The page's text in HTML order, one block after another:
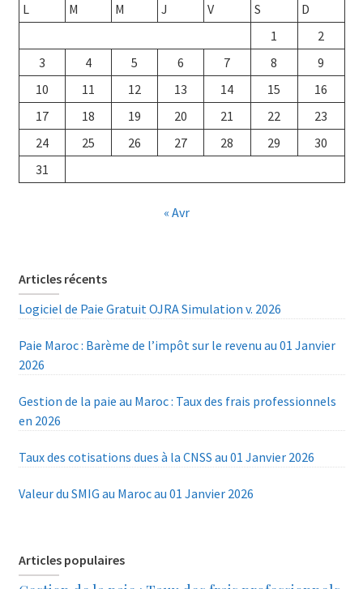
L
M M J V S
D
1
2
3
4 5 6 7 8
9
10
11 12 13 14 15
16
17
18 19 20 21 22
23
24
25 26 27 28 29
30
31
« Avr
Articles récents
Logiciel de Paie Gratuit OJRA Simulation v. 2026
Paie Maroc : Barème de l’impôt sur le revenu au 01 Janvier
2026
Gestion de la paie au Maroc : Taux des frais professionnels
en 2026
Taux des cotisations dues à la CNSS au 01 Janvier 2026
Valeur du SMIG au Maroc au 01 Janvier 2026
Articles populaires